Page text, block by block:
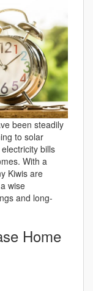
been steadily
to solar
bills
With a
Kiwis are
wise
and long-
Home